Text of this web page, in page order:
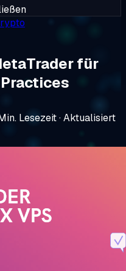
für
Lesezeit·Aktualisiert